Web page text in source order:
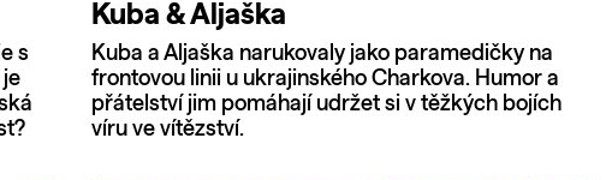
s
Kuba & Aljaška
Kuba a Aljaška narukovaly jako paramedičky na
frontovou linii u ukrajinského Charkova. Humor a
přátelství jim pomáhají udržet si v těžkých bojích
víru ve vítězství.